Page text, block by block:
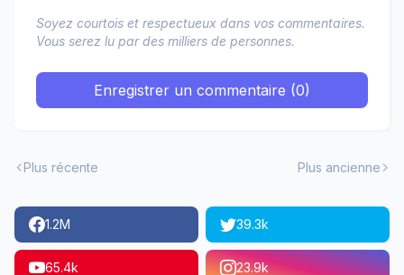
Soyez courtois et respectueux dans vos commentaires.
Vous serez lu par des milliers de personnes.
Enregistrer un commentaire (0)
Plus récente Plus ancienne
1.2M 39.3k
65.4k 23.9k